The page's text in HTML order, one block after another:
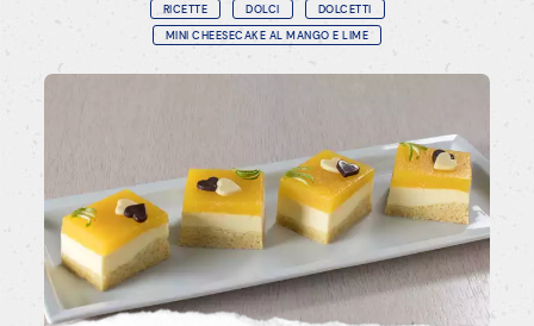
RICETTE DOLCI
DOLCETTI
MINI CHEESECAKE AL MANGO E LIME